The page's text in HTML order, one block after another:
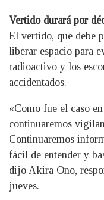
Vertido durará por
El vertido, que debe
liberar espacio para
radioactivo y los
accidentados.
«Como fue el caso
continuaremos
Continuaremos
fácil de entender y
dijo Akira Ono,
jueves.